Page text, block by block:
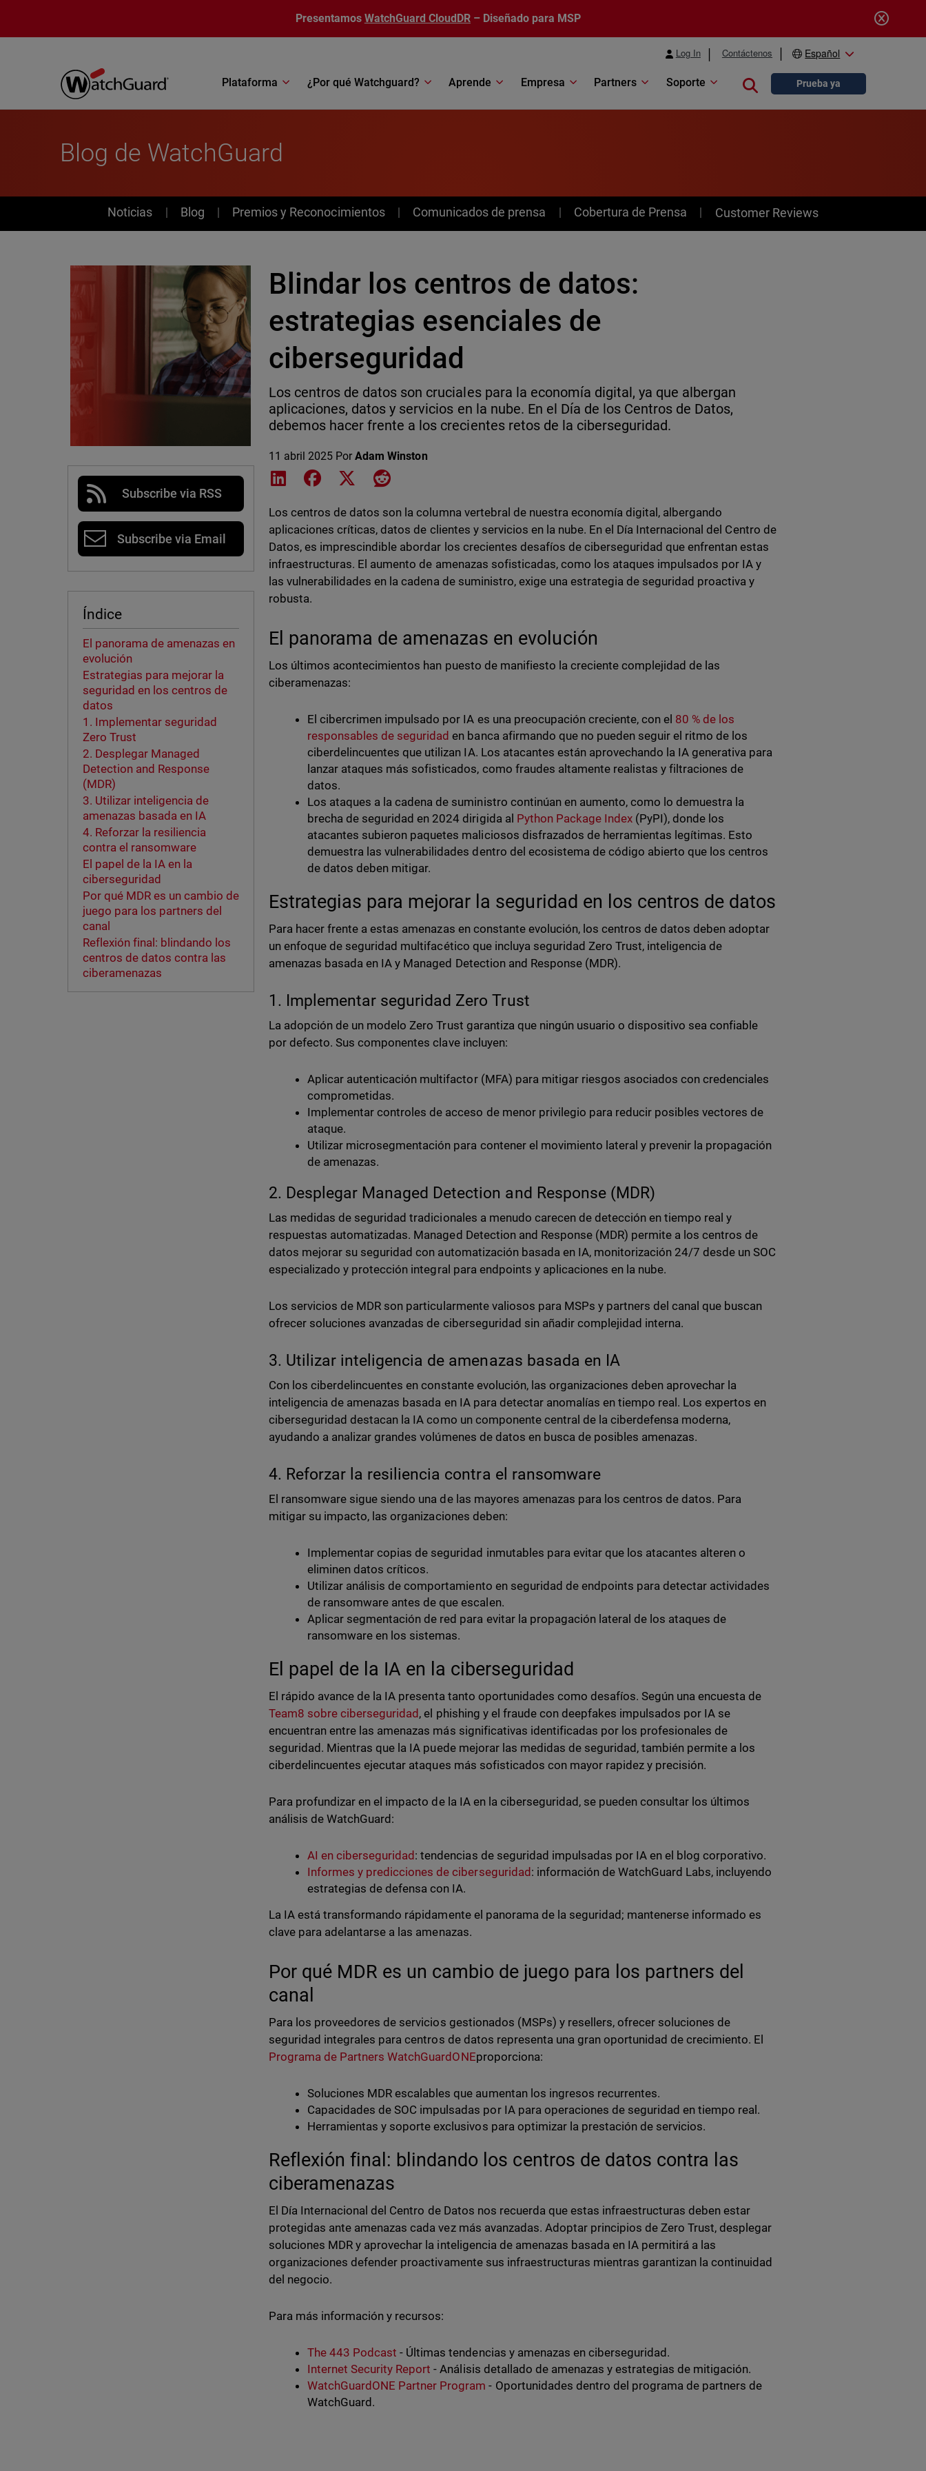
Presentamos WatchGuard CloudDR – Diseñado para MSP
Log In Contáctenos Español
Plataforma ¿Por qué Watchguard? Aprende Empresa Partners Soporte Close searchPrueba ya
Blog de WatchGuard
News
Noticias Blog Premios y Reconocimientos Comunicados de prensa Cobertura de Prensa Customer Reviews
Subscribe via RSS
Subscribe via Email
Índice
El panorama de amenazas en
evolución
Estrategias para mejorar la
seguridad en los centros de
datos
1. Implementar seguridad
Zero Trust
2. Desplegar Managed
Detection and Response
(MDR)
3. Utilizar inteligencia de
amenazas basada en IA
4. Reforzar la resiliencia
contra el ransomware
El papel de la IA en la
ciberseguridad
Por qué MDR es un cambio de
juego para los partners del
canal
Reflexión final: blindando los
centros de datos contra las
ciberamenazas
Blindar los centros de datos:
estrategias esenciales de
ciberseguridad
Los centros de datos son cruciales para la economía digital, ya que albergan
aplicaciones, datos y servicios en la nube. En el Día de los Centros de Datos,
debemos hacer frente a los crecientes retos de la ciberseguridad.
11 abril 2025 PorAdam Winston
Share on LinkedIn
Share on Facebook
Share on XShare on Reddit
Los centros de datos son la columna vertebral de nuestra economía digital, albergando
aplicaciones críticas, datos de clientes y servicios en la nube. En el Día Internacional del Centro de
Datos, es imprescindible abordar los crecientes desafíos de ciberseguridad que enfrentan estas
infraestructuras. El aumento de amenazas sofisticadas, como los ataques impulsados por IA y
las vulnerabilidades en la cadena de suministro, exige una estrategia de seguridad proactiva y
robusta.
El panorama de amenazas en evolución
Los últimos acontecimientos han puesto de manifiesto la creciente complejidad de las
ciberamenazas:
El cibercrimen impulsado por IA es una preocupación creciente, con el 80 % de los
responsables de seguridad en banca afirmando que no pueden seguir el ritmo de los
ciberdelincuentes que utilizan IA. Los atacantes están aprovechando la IA generativa para
lanzar ataques más sofisticados, como fraudes altamente realistas y filtraciones de
datos.
Los ataques a la cadena de suministro continúan en aumento, como lo demuestra la
brecha de seguridad en 2024 dirigida al Python Package Index(PyPI), donde los
atacantes subieron paquetes maliciosos disfrazados de herramientas legítimas. Esto
demuestra las vulnerabilidades dentro del ecosistema de código abierto que los centros
de datos deben mitigar.
Estrategias para mejorar la seguridad en los centros de datos
Para hacer frente a estas amenazas en constante evolución, los centros de datos deben adoptar
un enfoque de seguridad multifacético que incluya seguridad Zero Trust, inteligencia de
amenazas basada en IA y Managed Detection and Response (MDR).
1. Implementar seguridad Zero Trust
La adopción de un modelo Zero Trust garantiza que ningún usuario o dispositivo sea confiable
por defecto. Sus componentes clave incluyen:
Aplicar autenticación multifactor (MFA) para mitigar riesgos asociados con credenciales
comprometidas.
Implementar controles de acceso de menor privilegio para reducir posibles vectores de
ataque.
Utilizar microsegmentación para contener el movimiento lateral y prevenir la propagación
de amenazas.
2. Desplegar Managed Detection and Response (MDR)
Las medidas de seguridad tradicionales a menudo carecen de detección en tiempo real y
respuestas automatizadas. Managed Detection and Response (MDR) permite a los centros de
datos mejorar su seguridad con automatización basada en IA, monitorización 24/7 desde un SOC
especializado y protección integral para endpoints y aplicaciones en la nube.
Los servicios de MDR son particularmente valiosos para MSPs y partners del canal que buscan
ofrecer soluciones avanzadas de ciberseguridad sin añadir complejidad interna.
3. Utilizar inteligencia de amenazas basada en IA
Con los ciberdelincuentes en constante evolución, las organizaciones deben aprovechar la
inteligencia de amenazas basada en IA para detectar anomalías en tiempo real. Los expertos en
ciberseguridad destacan la IA como un componente central de la ciberdefensa moderna,
ayudando a analizar grandes volúmenes de datos en busca de posibles amenazas.
4. Reforzar la resiliencia contra el ransomware
El ransomware sigue siendo una de las mayores amenazas para los centros de datos. Para
mitigar su impacto, las organizaciones deben:
Implementar copias de seguridad inmutables para evitar que los atacantes alteren o
eliminen datos críticos.
Utilizar análisis de comportamiento en seguridad de endpoints para detectar actividades
de ransomware antes de que escalen.
Aplicar segmentación de red para evitar la propagación lateral de los ataques de
ransomware en los sistemas.
El papel de la IA en la ciberseguridad
El rápido avance de la IA presenta tanto oportunidades como desafíos. Según una encuesta de
Team8 sobre ciberseguridad , el phishing y el fraude con deepfakes impulsados por IA se
encuentran entre las amenazas más significativas identificadas por los profesionales de
seguridad. Mientras que la IA puede mejorar las medidas de seguridad, también permite a los
ciberdelincuentes ejecutar ataques más sofisticados con mayor rapidez y precisión.
Para profundizar en el impacto de la IA en la ciberseguridad, se pueden consultar los últimos
análisis de WatchGuard:
AI en ciberseguridad : tendencias de seguridad impulsadas por IA en el blog corporativo.
Informes y predicciones de ciberseguridad : información de WatchGuard Labs, incluyendo
estrategias de defensa con IA.
La IA está transformando rápidamente el panorama de la seguridad; mantenerse informado es
clave para adelantarse a las amenazas.
Por qué MDR es un cambio de juego para los partners del
canal
Para los proveedores de servicios gestionados (MSPs) y resellers, ofrecer soluciones de
seguridad integrales para centros de datos representa una gran oportunidad de crecimiento. El
Programa de Partners WatchGuardONEproporciona:
Soluciones MDR escalables que aumentan los ingresos recurrentes.
Capacidades de SOC impulsadas por IA para operaciones de seguridad en tiempo real.
Herramientas y soporte exclusivos para optimizar la prestación de servicios.
Reflexión final: blindando los centros de datos contra las
ciberamenazas
El Día Internacional del Centro de Datos nos recuerda que estas infraestructuras deben estar
protegidas ante amenazas cada vez más avanzadas. Adoptar principios de Zero Trust, desplegar
soluciones MDR y aprovechar la inteligencia de amenazas basada en IA permitirá a las
organizaciones defender proactivamente sus infraestructuras mientras garantizan la continuidad
del negocio.
Para más información y recursos:
The 443 Podcast - Últimas tendencias y amenazas en ciberseguridad.
Internet Security Report - Análisis detallado de amenazas y estrategias de mitigación.
WatchGuardONE Partner Program - Oportunidades dentro del programa de partners de
WatchGuard.